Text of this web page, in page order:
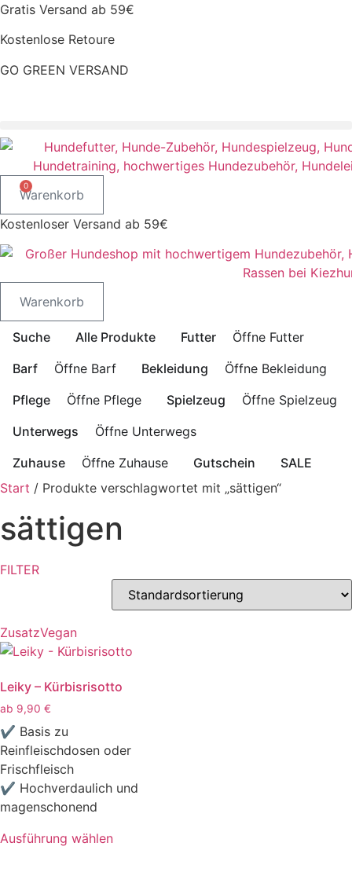
Zum
springen
Gratis Versand ab 59€
Kostenlose Retoure
GO GREEN VERSAND
0
Warenkorb
Kostenloser Versand ab 59€
Warenkorb
Suche Alle Produkte Futter
Öffne Futter
Barf
Öffne Barf Bekleidung
Öffne Bekleidung
Pflege
Öffne Pflege Spielzeug
Öffne Spielzeug
Unterwegs
Öffne Unterwegs
Zuhause
Öffne Zuhause Gutschein
SALE
Start / Produkte verschlagwortet mit „sättigen“
sättigen
FILTER
ZusatzVegan
Leiky – Kürbisrisotto
ab 9,90 €
✔ Basis zu
Reinfleischdosen oder
Frischfleisch
✔ Hochverdaulich und
magenschonend
Ausführung wählen